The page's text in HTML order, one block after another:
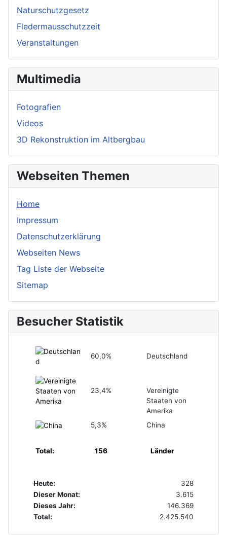
Naturschutzgesetz
Fledermausschutzzeit
Veranstaltungen
Multimedia
Fotografien
Videos
3D Rekonstruktion im Altbergbau
Webseiten Themen
Home
Impressum
Datenschutzerklärung
Webseiten News
Tag Liste der Webseite
Sitemap
Besucher Statistik
60,0% Deutschland
23,4%
Vereinigte
Staaten von
Amerika
5,3%
China
Total: 156 Länder
Heute:
328
Dieser Monat:
3.615
Dieses Jahr:
146.369
Total:
2.425.540